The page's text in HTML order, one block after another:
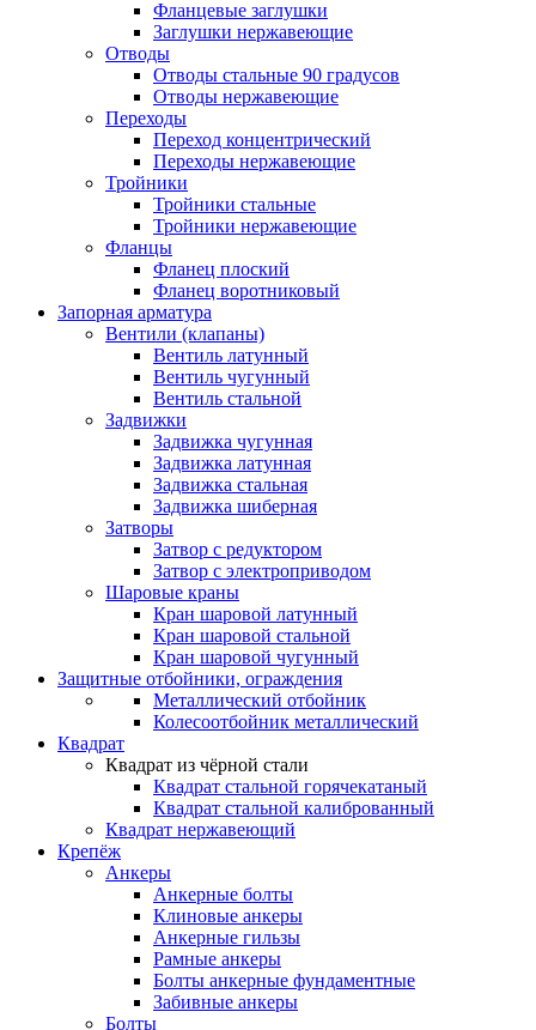
Фланцевые заглушки
Заглушки нержавеющие
Отводы
Отводы стальные 90 градусов
Отводы нержавеющие
Переходы
Переход концентрический
Переходы нержавеющие
Тройники
Тройники стальные
Тройники нержавеющие
Фланцы
Фланец плоский
Фланец воротниковый
Запорная арматура
Вентили (клапаны)
Вентиль латунный
Вентиль чугунный
Вентиль стальной
Задвижки
Задвижка чугунная
Задвижка латунная
Задвижка стальная
Задвижка шиберная
Затворы
Затвор с редуктором
Затвор с электроприводом
Шаровые краны
Кран шаровой латунный
Кран шаровой стальной
Кран шаровой чугунный
Защитные отбойники, ограждения
Металлический отбойник
Колесоотбойник металлический
Квадрат
Квадрат из чёрной стали
Квадрат стальной горячекатаный
Квадрат стальной калиброванный
Квадрат нержавеющий
Крепёж
Анкеры
Анкерные болты
Клиновые анкеры
Анкерные гильзы
Рамные анкеры
Болты анкерные фундаментные
Забивные анкеры
Болты